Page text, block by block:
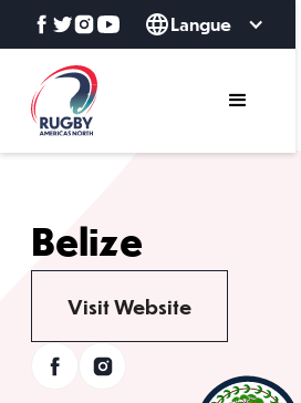
Langue
Belize
Visit Website